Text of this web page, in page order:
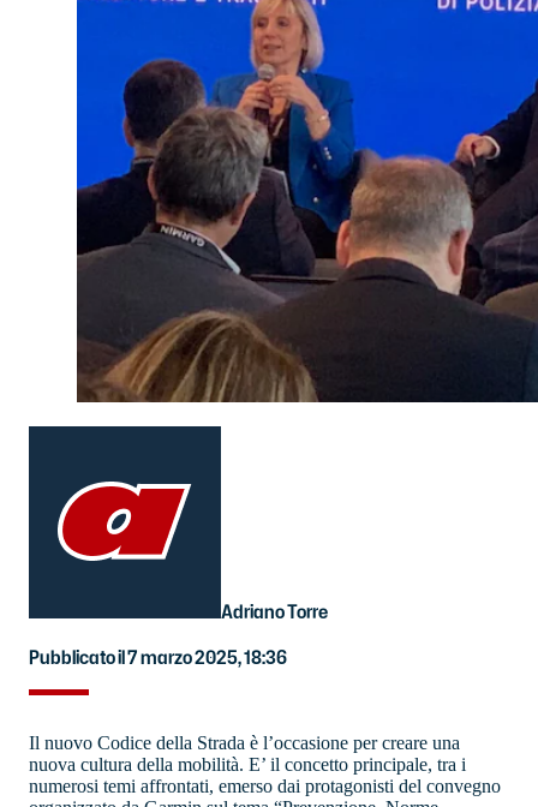
Adriano Torre
Pubblicato il 7 marzo 2025, 18:36
Il nuovo Codice della Strada è l’occasione per creare una
nuova cultura della mobilità. E’ il concetto principale, tra i
numerosi temi affrontati, emerso dai protagonisti del convegno